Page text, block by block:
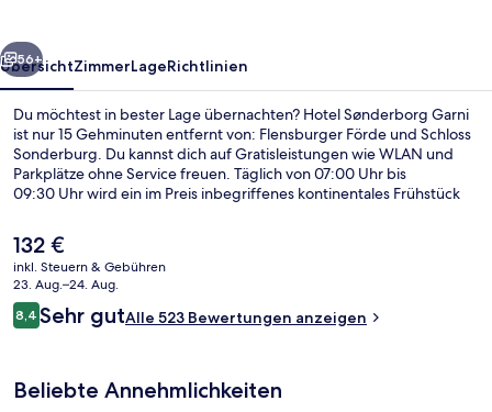
Weiter
56+
ÜbersichtZimmerLageRichtlinien
Du möchtest in bester Lage übernachten? Hotel Sønderborg Garni
ist nur 15 Gehminuten entfernt von: Flensburger Förde und Schloss
Sonderburg. Du kannst dich auf Gratisleistungen wie WLAN und
Parkplätze ohne Service freuen. Täglich von 07:00 Uhr bis
09:30 Uhr wird ein im Preis inbegriffenes kontinentales Frühstück
gehören zu den weiteren Highlights. Andere Reisende lieben das
hilfsbereite Personal.
Der
aktuelle
Preis
beträgt
132 €.
132 €
inkl. Steuern & Gebühren
23. Aug.–24. Aug.
Bewertungen
8,48,4 von 10.
Sehr gutAlle 523 Bewertungen anzeigen
Beliebte Annehmlichkeiten